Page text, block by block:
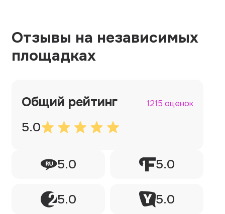
Отзывы на независимых
площадках
Общий рейтинг 1215 оценок
5.0
5.0 5.0
5.0 5.0